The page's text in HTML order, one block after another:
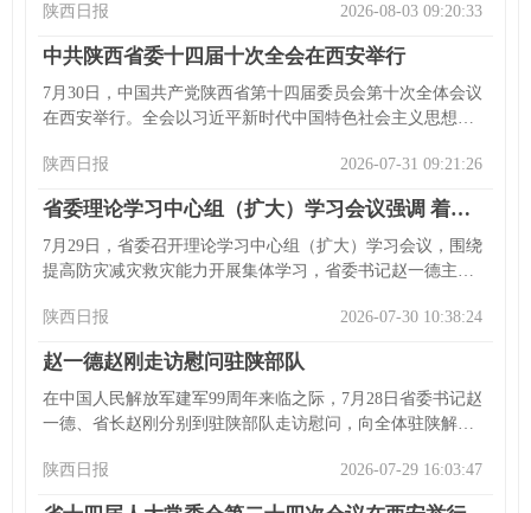
字员工赋能政企业务建设实践”是陕西唯一入选案例。“数小
形成方案并沉淀能力，还可嵌入既有渠道。数字西安集团将
持续迭代“数小西”，拓展场景，打造政务AI创新生态。
陕西日报 2026-08-03 09:20:33
中共陕西省委十四届十次全会在西安举行
7月30日，中国共产党陕西省第十四届委员会第十次全体会议
在西安举行。全会以习近平新时代中国特色社会主义思想为
关于全面实施“双极带动、多点支撑、三区协同”区域发展战略
以来全省各项事业取得的新进展新成效，强调要全面实施区
域发展战略，支持西安、榆林发挥增长极作用，构建多点支
撑体系，促进三大区域协调联动，提升全省发展质效，加强
和安排经济工作，强调要完成全年目标任务，推进各项工
陕西日报 2026-07-31 09:21:26
省委理论学习中心组（扩大）学习会议强调 着力提高防灾减灾救灾能力 全力维护人民群众生命财产安全
7月29日，省委召开理论学习中心组（扩大）学习会议，围绕
提高防灾减灾救灾能力开展集体学习，省委书记赵一德主持
减灾救灾的重要论述，做好防灾减灾救灾工作。强调要突出
要守土尽责，巩固协同工作格局。省直有关部门、部分中央
驻陕单位主要负责同志等参加会议。
陕西日报 2026-07-30 10:38:24
赵一德赵刚走访慰问驻陕部队
在中国人民解放军建军99周年来临之际，7月28日省委书记赵
一德、省长赵刚分别到驻陕部队走访慰问，向全体驻陕解放
治学院西安校区、驻陕空军某部，希望部队继承发扬精神，
陕西日报 2026-07-29 16:03:47